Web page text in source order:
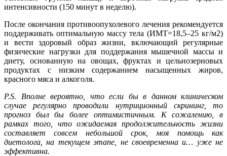
интенсивности (150 минут в неделю).
После окончания противоопухолевого лечения рекомендуется
поддерживать оптимальную массу тела (ИМТ=18,5–25 кг/м2)
и вести здоровый образ жизни, включающий регулярные
физические нагрузки для поддержания мышечной массы и
диету, основанную на овощах, фруктах и цельнозерновых
продуктах с низким содержанием насыщенных жиров,
красного мяса и алкоголя.
P.S. Вполне вероятно, что если бы в данном клиническом
случае регулярно проводили нутриционный скрининг, то
прогноз был бы более оптимистичным. К сожалению, в
рамках того, что ожидаемая продолжительность жизни
составляет совсем небольшой срок, моя помощь как
диетолога, на текущем этапе, не своевременна и… уже не
эффективна.